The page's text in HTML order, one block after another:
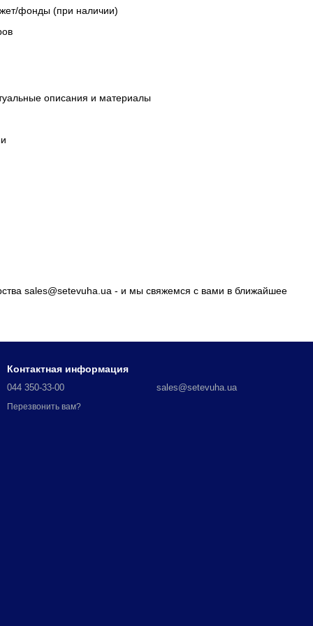
фонды (при наличии)
описания и материалы
sales@setevuha.ua - и мы свяжемся с вами в ближайшее
Контактная информация
044 350-33-00
Перезвонить вам?
sales@setevuha.ua